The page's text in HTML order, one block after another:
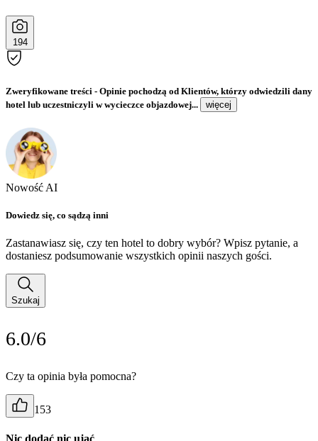
194
Zweryfikowane treści - Opinie pochodzą od Klientów, którzy odwiedzili dany
hotel lub uczestniczyli w wycieczce objazdowej...
więcej
Nowość AI
Dowiedz się, co sądzą inni
Zastanawiasz się, czy ten hotel to dobry wybór? Wpisz pytanie, a
dostaniesz podsumowanie wszystkich opinii naszych gości.
Szukaj
6.0/6
Czy ta opinia była pomocna?
153